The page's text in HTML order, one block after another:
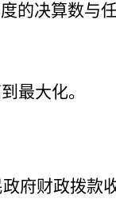
的决算数与
最大化。
府财政拨款